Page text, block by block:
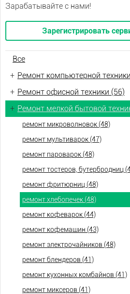
Зарабатывайте с нами!
Зарегистрировать
Все
+ Ремонт компьютерной
+ Ремонт офисной техники (56)
+ Ремонт мелкой бытовой
ремонт микроволновок (48)
ремонт мультиварок (47)
ремонт пароварок (48)
ремонт тостеров, бутербродниц
ремонт фритюрниц (48)
ремонт хлебопечек (48)
ремонт кофеварок (44)
ремонт кофемашин (43)
ремонт электрочайников (48)
ремонт блендеров (41)
ремонт кухонных комбайнов (41)
ремонт миксеров (41)